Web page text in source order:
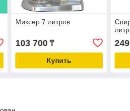
Миксер 7 литров
103 700₸
Купить